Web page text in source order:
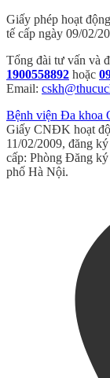
Giấy phép hoạt
tế cấp ngày 09/02/
Tổng đài tư vấn và
1900558892 hoặc
Email:
Bệnh viện Đa khoa
Giấy CNĐK hoạt
11/02/2009, đăng
cấp: Phòng Đăng
phố Hà Nội.